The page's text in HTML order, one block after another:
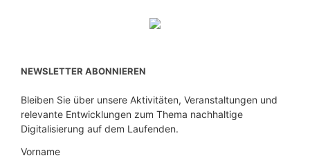
NEWSLETTER ABONNIEREN
Bleiben Sie über unsere Aktivitäten, Veranstaltungen und
relevante Entwicklungen zum Thema nachhaltige
Digitalisierung auf dem Laufenden.
Vorname